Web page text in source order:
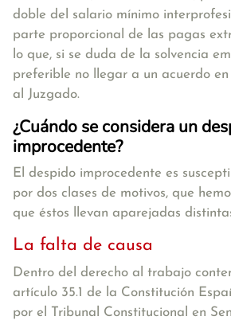
doble del salario mínimo
parte proporcional de las pagas
lo que, si se duda de la solvencia
preferible no llegar a un acuerdo
al Juzgado.
¿Cuándo se considera un
improcedente?
El despido improcedente es
por dos clases de motivos, que
que éstos llevan aparejadas
La falta de causa
Dentro del derecho al trabajo
artículo 35.1 de la Constitución
por el Tribunal Constitucional en